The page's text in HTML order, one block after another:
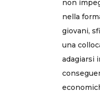
non
nella
giovani,
una
adagiarsi